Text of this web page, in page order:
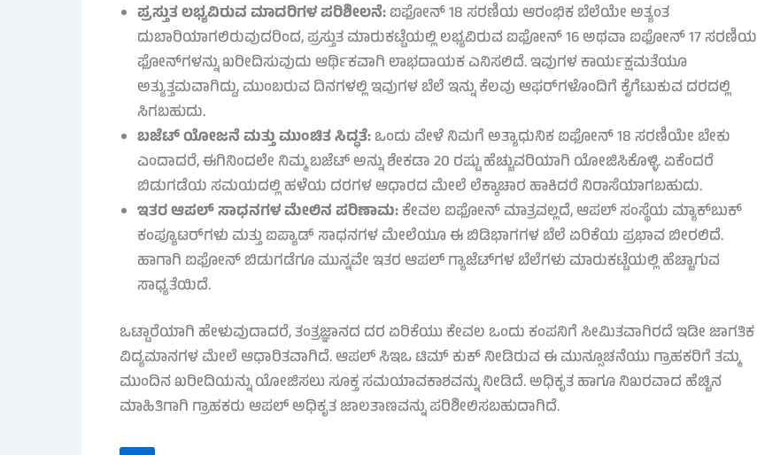
ಪ್ರಸ್ತುತ ಲಭ್ಯವಿರುವ ಮಾದರಿಗಳ ಪರಿಶೀಲನೆ:ಐಫೋನ್ 18 ಸರಣಿಯ ಆರಂಭಿಕ ಬೆಲೆಯೇ ಅತ್ಯಂತ
ದುಬಾರಿಯಾಗಲಿರುವುದರಿಂದ, ಪ್ರಸ್ತುತ ಮಾರುಕಟ್ಟೆಯಲ್ಲಿ ಲಭ್ಯವಿರುವ ಐಫೋನ್ 16 ಅಥವಾ ಐಫೋನ್ 17 ಸರಣಿಯ
ಫೋನ್‌ಗಳನ್ನು ಖರೀದಿಸುವುದು ಆರ್ಥಿಕವಾಗಿ ಲಾಭದಾಯಕ ಎನಿಸಲಿದೆ. ಇವುಗಳ ಕಾರ್ಯಕ್ಷಮತೆಯೂ
ಅತ್ಯುತ್ತಮವಾಗಿದ್ದು, ಮುಂಬರುವ ದಿನಗಳಲ್ಲಿ ಇವುಗಳ ಬೆಲೆ ಇನ್ನು ಕೆಲವು ಆಫರ್‌ಗಳೊಂದಿಗೆ ಕೈಗೆಟುಕುವ ದರದಲ್ಲಿ
ಸಿಗಬಹುದು.
ಬಜೆಟ್ ಯೋಜನೆ ಮತ್ತು ಮುಂಚಿತ ಸಿದ್ಧತೆ:ಒಂದು ವೇಳೆ ನಿಮಗೆ ಅತ್ಯಾಧುನಿಕ ಐಫೋನ್ 18 ಸರಣಿಯೇ ಬೇಕು
ಎಂದಾದರೆ, ಈಗಿನಿಂದಲೇ ನಿಮ್ಮ ಬಜೆಟ್ ಅನ್ನು ಶೇಕಡಾ 20 ರಷ್ಟು ಹೆಚ್ಚುವರಿಯಾಗಿ ಯೋಜಿಸಿಕೊಳ್ಳಿ. ಏಕೆಂದರೆ
ಬಿಡುಗಡೆಯ ಸಮಯದಲ್ಲಿ ಹಳೆಯ ದರಗಳ ಆಧಾರದ ಮೇಲೆ ಲೆಕ್ಕಾಚಾರ ಹಾಕಿದರೆ ನಿರಾಸೆಯಾಗಬಹುದು.
ಇತರ ಆಪಲ್ ಸಾಧನಗಳ ಮೇಲಿನ ಪರಿಣಾಮ:ಕೇವಲ ಐಫೋನ್ ಮಾತ್ರವಲ್ಲದೆ, ಆಪಲ್ ಸಂಸ್ಥೆಯ ಮ್ಯಾಕ್‌ಬುಕ್
ಕಂಪ್ಯೂಟರ್‌ಗಳು ಮತ್ತು ಐಪ್ಯಾಡ್ ಸಾಧನಗಳ ಮೇಲೆಯೂ ಈ ಬಿಡಿಭಾಗಗಳ ಬೆಲೆ ಏರಿಕೆಯ ಪ್ರಭಾವ ಬೀರಲಿದೆ.
ಹಾಗಾಗಿ ಐಫೋನ್ ಬಿಡುಗಡೆಗೂ ಮುನ್ನವೇ ಇತರ ಆಪಲ್ ಗ್ಯಾಜೆಟ್‌ಗಳ ಬೆಲೆಗಳು ಮಾರುಕಟ್ಟೆಯಲ್ಲಿ ಹೆಚ್ಚಾಗುವ
ಸಾಧ್ಯತೆಯಿದೆ.
ಒಟ್ಟಾರೆಯಾಗಿ ಹೇಳುವುದಾದರೆ, ತಂತ್ರಜ್ಞಾನದ ದರ ಏರಿಕೆಯು ಕೇವಲ ಒಂದು ಕಂಪನಿಗೆ ಸೀಮಿತವಾಗಿರದೆ ಇಡೀ ಜಾಗತಿಕ
ವಿದ್ಯಮಾನಗಳ ಮೇಲೆ ಆಧಾರಿತವಾಗಿದೆ. ಆಪಲ್ ಸಿಇಒ ಟಿಮ್ ಕುಕ್ ನೀಡಿರುವ ಈ ಮುನ್ಸೂಚನೆಯು ಗ್ರಾಹಕರಿಗೆ ತಮ್ಮ
ಮುಂದಿನ ಖರೀದಿಯನ್ನು ಯೋಜಿಸಲು ಸೂಕ್ತ ಸಮಯಾವಕಾಶವನ್ನು ನೀಡಿದೆ. ಅಧಿಕೃತ ಹಾಗೂ ನಿಖರವಾದ ಹೆಚ್ಚಿನ
ಮಾಹಿತಿಗಾಗಿ ಗ್ರಾಹಕರು ಆಪಲ್ ಅಧಿಕೃತ ಜಾಲತಾಣವನ್ನು ಪರಿಶೀಲಿಸಬಹುದಾಗಿದೆ.